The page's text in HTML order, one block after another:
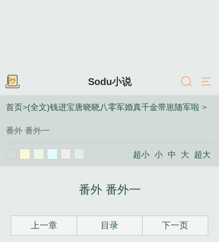
Sodu小说
首页>(全文)钱进宝唐晓晓八零军婚真千金带崽随军啦 >
番外 番外一
超小 小 中 大 超大
番外 番外一
上一章 目录 下一页